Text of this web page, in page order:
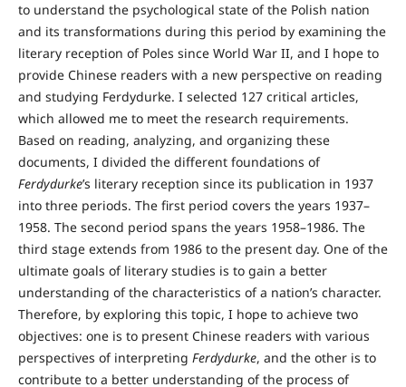
to understand the psychological state of the Polish nation
and its transformations during this period by examining the
literary reception of Poles since World War II, and I hope to
provide Chinese readers with a new perspective on reading
and studying Ferdydurke. I selected 127 critical articles,
which allowed me to meet the research requirements.
Based on reading, analyzing, and organizing these
documents, I divided the different foundations of
Ferdydurke’s literary reception since its publication in 1937
into three periods. The first period covers the years 1937–
1958. The second period spans the years 1958–1986. The
third stage extends from 1986 to the present day. One of the
ultimate goals of literary studies is to gain a better
understanding of the characteristics of a nation’s character.
Therefore, by exploring this topic, I hope to achieve two
objectives: one is to present Chinese readers with various
perspectives of interpreting Ferdydurke, and the other is to
contribute to a better understanding of the process of